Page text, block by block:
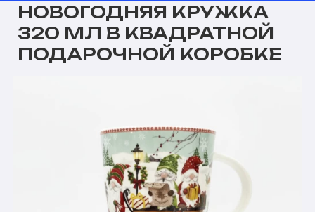
НОВОГОДНЯЯ КРУЖКА
320 МЛ В КВАДРАТНОЙ
ПОДАРОЧНОЙ КОРОБКЕ